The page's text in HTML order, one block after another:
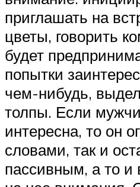
приглашать на
цветы, говорить
будет
попытки
чем-нибудь,
толпы. Если
интересна, то он
словами, так и
пассивным, а то и